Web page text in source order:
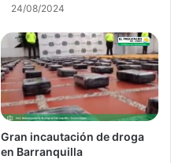
24/08/2024
Gran incautación de droga
en Barranquilla